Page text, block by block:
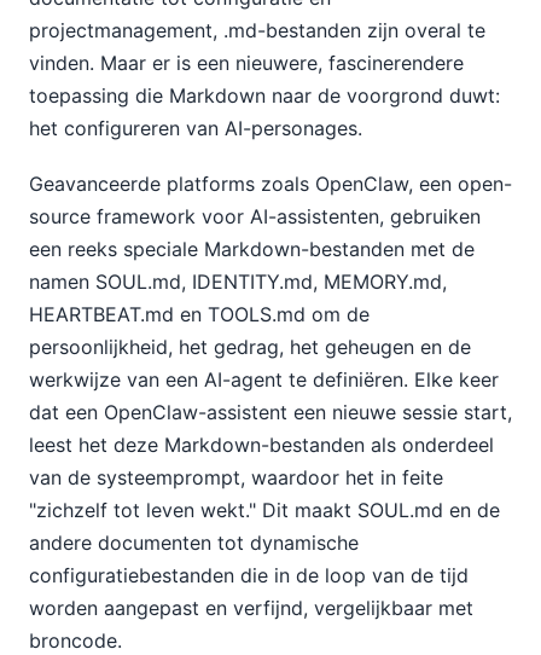
projectmanagement, .md-bestanden zijn overal te
vinden. Maar er is een nieuwere, fascinerendere
toepassing die Markdown naar de voorgrond duwt:
het configureren van AI-personages.
Geavanceerde platforms zoals OpenClaw, een open-
source framework voor AI-assistenten, gebruiken
een reeks speciale Markdown-bestanden met de
namen SOUL.md, IDENTITY.md, MEMORY.md,
HEARTBEAT.md en TOOLS.md om de
persoonlijkheid, het gedrag, het geheugen en de
werkwijze van een AI-agent te definiëren. Elke keer
dat een OpenClaw-assistent een nieuwe sessie start,
leest het deze Markdown-bestanden als onderdeel
van de systeemprompt, waardoor het in feite
"zichzelf tot leven wekt." Dit maakt SOUL.md en de
andere documenten tot dynamische
configuratiebestanden die in de loop van de tijd
worden aangepast en verfijnd, vergelijkbaar met
broncode.